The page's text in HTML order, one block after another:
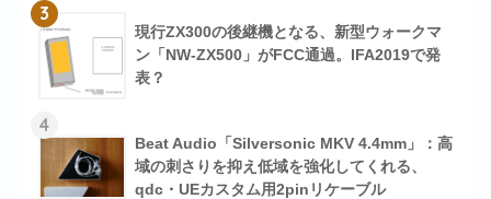
3
現行ZX300の後継機となる、新型ウォークマ
ン「NW-ZX500」がFCC通過。IFA2019で発
表？
4
Beat Audio「Silversonic MKV 4.4mm」：高
域の刺さりを抑え低域を強化してくれる、
qdc・UEカスタム用2pinリケーブル